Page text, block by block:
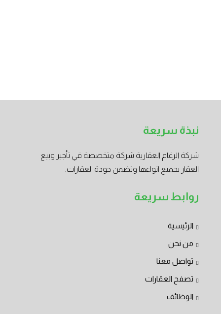
نبذة سريعة
شركة الرغام العقارية شركة متخصصة في تأجير وبيع
العقار بجميع انواعها وتضمن جودة العقارات.
روابط سريعة
الرئيسية
من نحن
تواصل معنا
تصفح العقارات
الوظائف